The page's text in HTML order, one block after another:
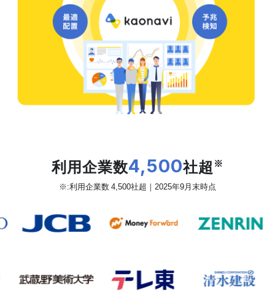
利用企業数4,500社超 ※
※:利用企業数 4,500社超｜2025年9月末時点